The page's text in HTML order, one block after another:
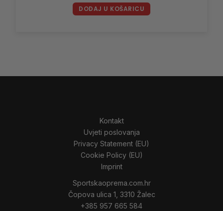
DODAJ U KOŠARICU
Kontakt
Uvjeti poslovanja
Privacy Statement (EU)
Cookie Policy (EU)
Imprint
Sportskaoprema.com.hr
Čopova ulica 1, 3310 Žalec
+385 957 665 584